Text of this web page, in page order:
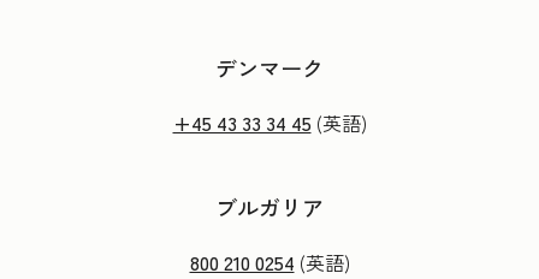
デンマーク
+45 43 33 34 45 (英語)
ブルガリア
800 210 0254 (英語)